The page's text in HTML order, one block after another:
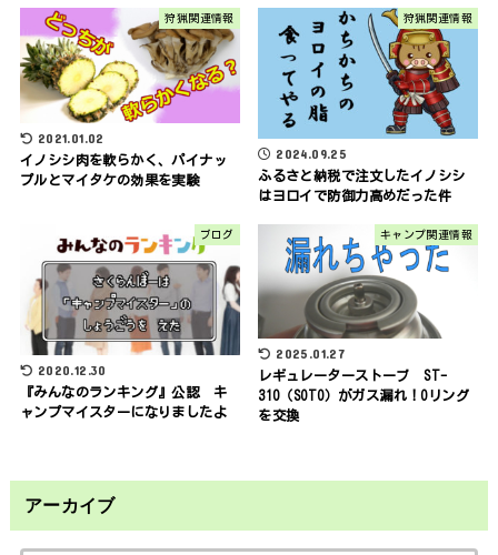
狩猟関連情報
2021.01.02
イノシシ肉を軟らかく、パイナッ
プルとマイタケの効果を実験
狩猟関連情報
2024.09.25
ふるさと納税で注文したイノシシ
はヨロイで防御力高めだった件
ブログ
2020.12.30
『みんなのランキング』公認 キ
ャンプマイスターになりましたよ
キャンプ関連情報
2025.01.27
レギュレーターストーブ ST-
310（SOTO）がガス漏れ！Oリング
を交換
アーカイブ